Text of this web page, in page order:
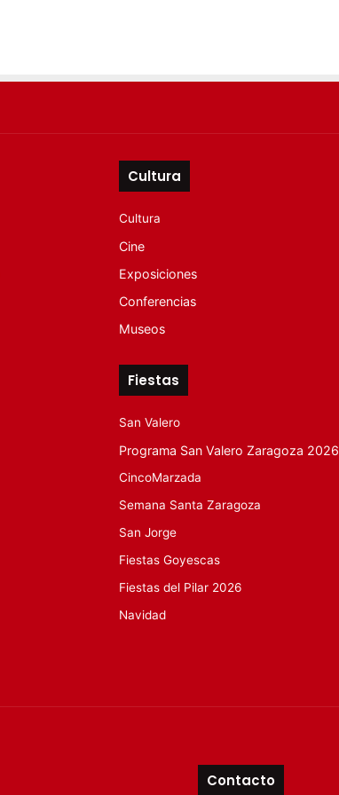
Cultura
Cultura
Cine
Exposiciones
Conferencias
Museos
Fiestas
San Valero
Programa San Valero Zaragoza 2026
CincoMarzada
Semana Santa Zaragoza
San Jorge
Fiestas Goyescas
Fiestas del Pilar 2026
Navidad
Contacto